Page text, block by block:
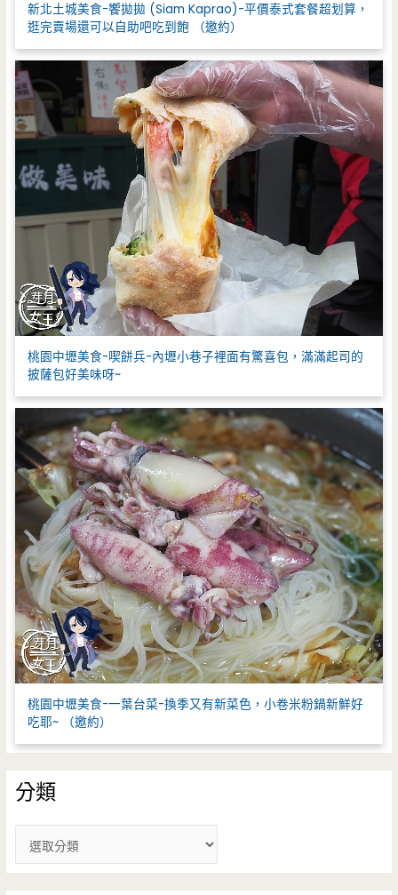
新北土城美食-饗拋拋 (Siam Kaprao)-平價泰式套餐超划算，
逛完賣場還可以自助吧吃到飽 （邀約）
桃園中壢美食-喫餅兵-內壢小巷子裡面有驚喜包，滿滿起司的
披薩包好美味呀~
桃園中壢美食-一葉台菜-換季又有新菜色，小卷米粉鍋新鮮好
吃耶~ （邀約）
分類
類